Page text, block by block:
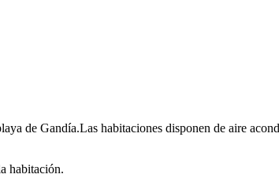
de Gandía.Las habitaciones disponen de aire
habitación.